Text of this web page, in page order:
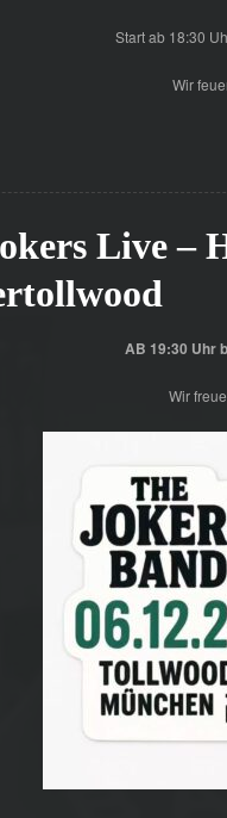
Start ab 18:30
Wir
Live –
AB 19:30 Uhr
Wir